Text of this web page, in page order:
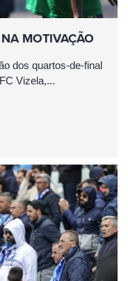
MOTIVAÇÃO
dos quartos-de-final
Vizela,...